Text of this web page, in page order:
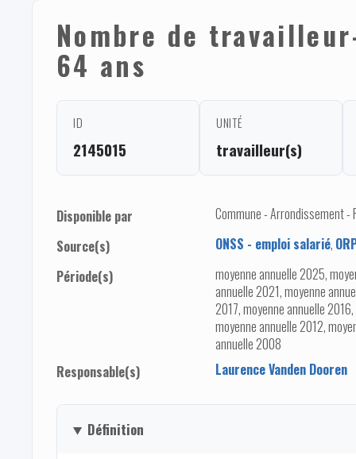
Nombre de
64 ans
ID
2145015
UNITÉ
travailleur(s)
Disponible par
Commune - Arrondissement -
Source(s)
ONSS - emploi salarié,
Période(s)
moyenne annuelle 2025,
annuelle 2021, moyenne
2017, moyenne annuelle
moyenne annuelle 2012,
annuelle 2008
Responsable(s)
Laurence Vanden Dooren
Définition